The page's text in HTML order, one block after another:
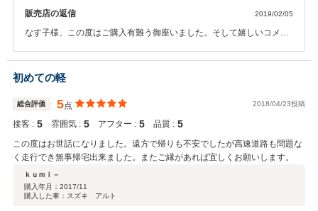
販売店の返信 2019/02/05
なす子様、この度はご購入有難う御座いました。そして嬉しいコメン
遠方ですがまた機会が御座いましたら是非よろしくお願い致します。
初めての軽
総合評価 5点 2018/04/23投稿
接客 : 5 雰囲気 : 5 アフター : 5 品質 : 5
この度はお世話になりました。遠方で帰りも不安でしたが高速道路も問題な
く走行でき無事帰宅出来ました。またご縁があれば宜しくお願いします。
ｋｕｍｉ－
購入年月： 2017/11
購入した車：スズキ アルト